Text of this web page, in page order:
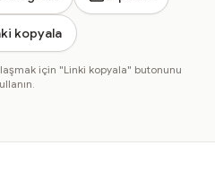
kopyala
için "Linki kopyala" butonunu